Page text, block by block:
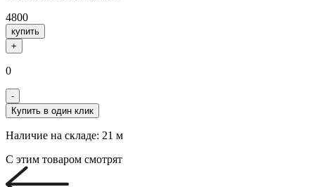
4800
купить
+
0
-
Купить в один клик
Наличие на складе: 21 м
С этим товаром смотрят